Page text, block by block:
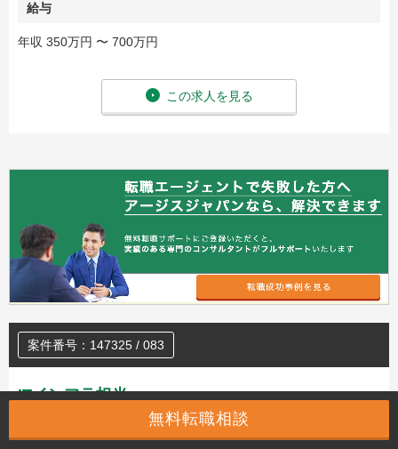
給与
年収 350万円 〜 700万円
この求人を見る
案件番号：147325 / 083
ITインフラ担当
無料転職相談